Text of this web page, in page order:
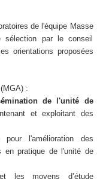
de l'équipe Masse
par le conseil
orientations proposées
:
de l'unité de
et exploitant des
pour l'amélioration des
en pratique de l'unité de
les moyens d’étude